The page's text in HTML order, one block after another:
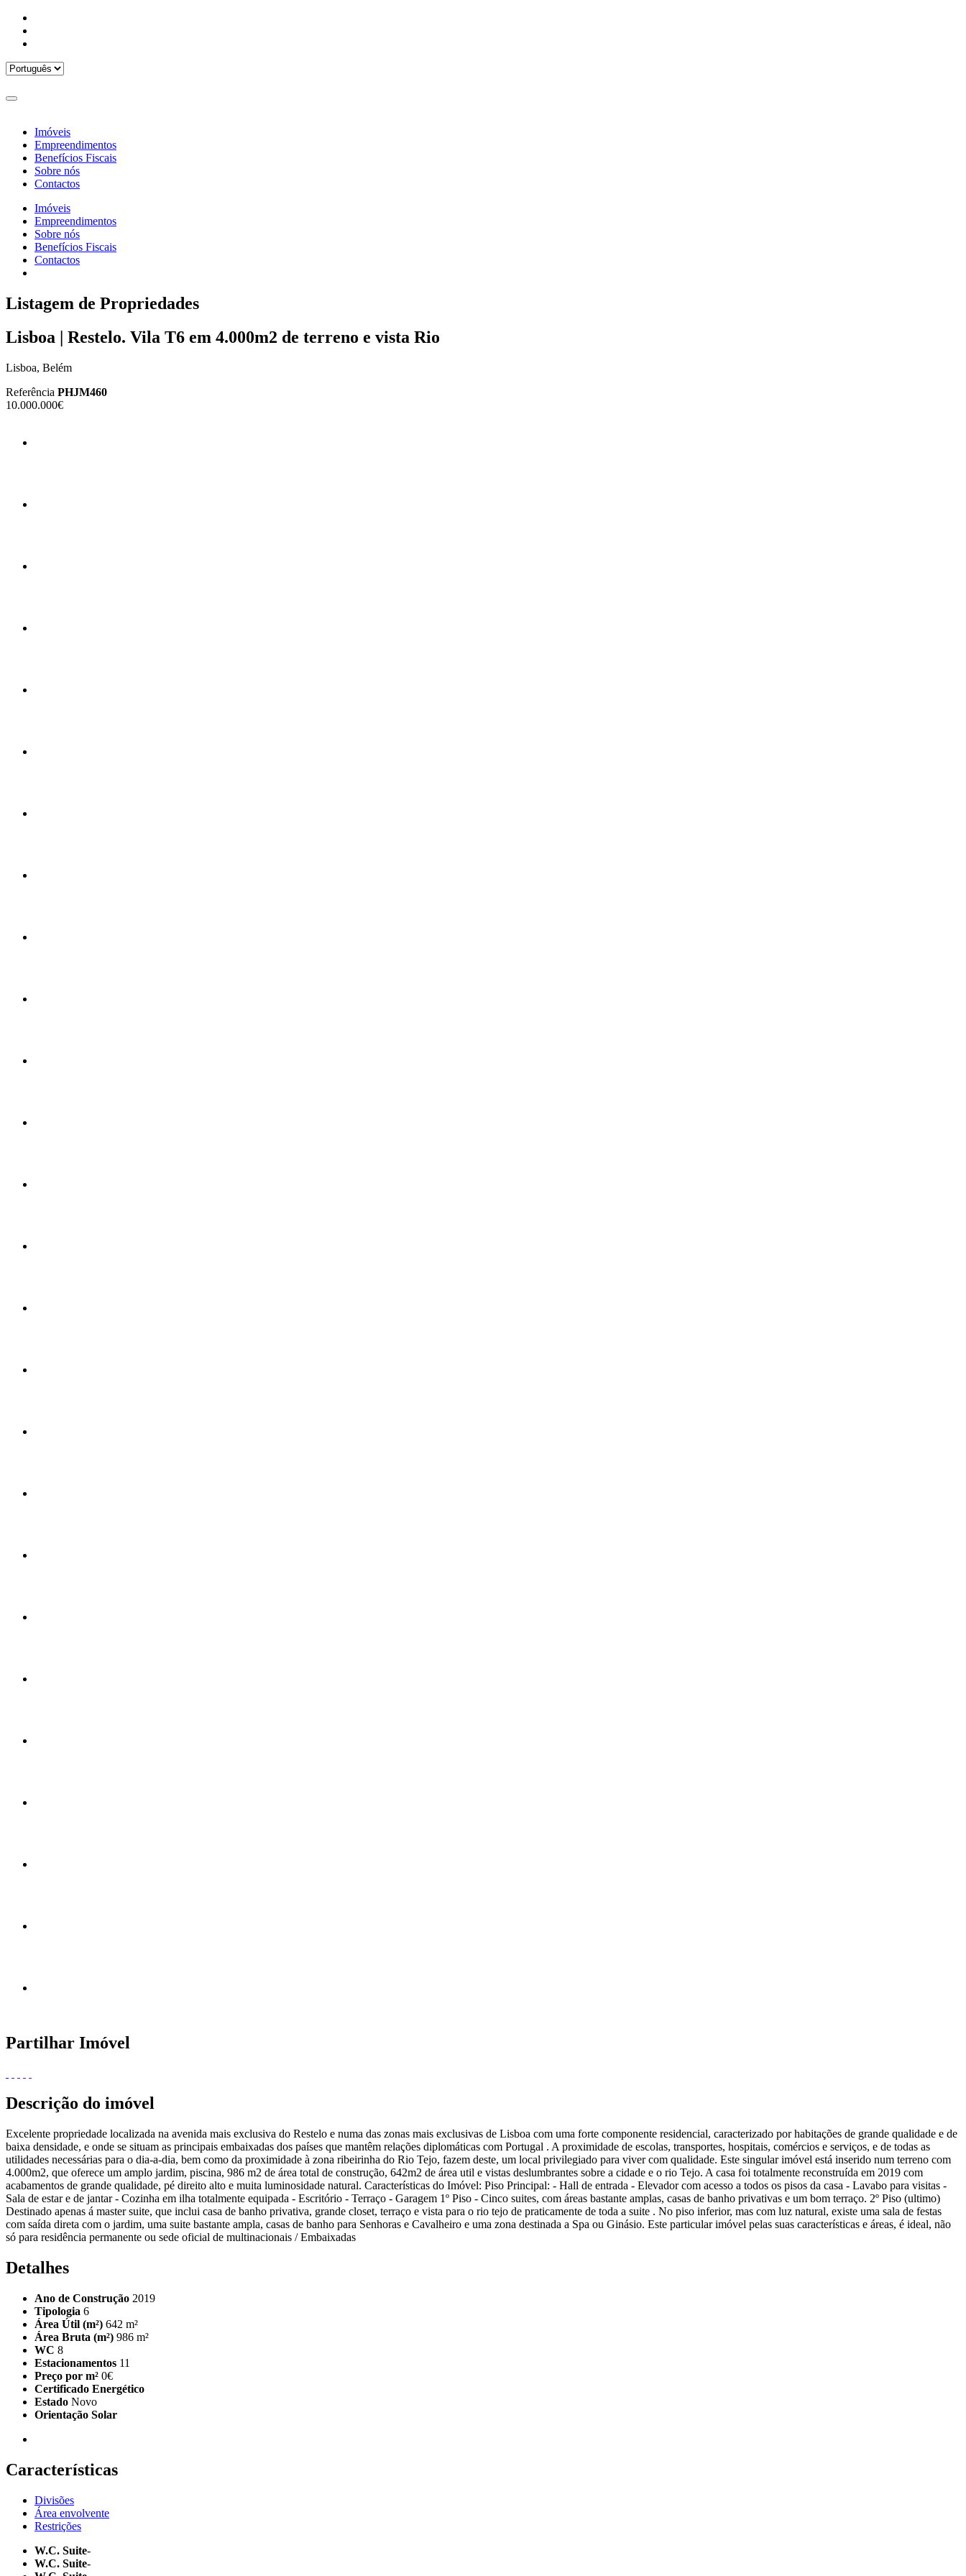
Imóveis
Empreendimentos
Benefícios Fiscais
Sobre nós
Contactos
Imóveis
Empreendimentos
Sobre nós
Benefícios Fiscais
Contactos
Listagem de Propriedades
Lisboa | Restelo. Vila T6 em 4.000m2 de terreno e vista Rio
Lisboa, Belém
Referência PHJM460
10.000.000€
Partilhar Imóvel
Descrição do imóvel
Excelente propriedade localizada na avenida mais exclusiva do Restelo e numa das zonas mais exclusivas de Lisboa com uma forte componente residencial, caracterizado por habitações de grande qualidade e de
baixa densidade, e onde se situam as principais embaixadas dos países que mantêm relações diplomáticas com Portugal . A proximidade de escolas, transportes, hospitais, comércios e serviços, e de todas as
utilidades necessárias para o dia-a-dia, bem como da proximidade à zona ribeirinha do Rio Tejo, fazem deste, um local privilegiado para viver com qualidade. Este singular imóvel está inserido num terreno com
4.000m2, que oferece um amplo jardim, piscina, 986 m2 de área total de construção, 642m2 de área util e vistas deslumbrantes sobre a cidade e o rio Tejo. A casa foi totalmente reconstruída em 2019 com
acabamentos de grande qualidade, pé direito alto e muita luminosidade natural. Características do Imóvel: Piso Principal: - Hall de entrada - Elevador com acesso a todos os pisos da casa - Lavabo para visitas -
Sala de estar e de jantar - Cozinha em ilha totalmente equipada - Escritório - Terraço - Garagem 1º Piso - Cinco suites, com áreas bastante amplas, casas de banho privativas e um bom terraço. 2º Piso (ultimo)
Destinado apenas á master suite, que inclui casa de banho privativa, grande closet, terraço e vista para o rio tejo de praticamente de toda a suite . No piso inferior, mas com luz natural, existe uma sala de festas
com saída direta com o jardim, uma suite bastante ampla, casas de banho para Senhoras e Cavalheiro e uma zona destinada a Spa ou Ginásio. Este particular imóvel pelas suas características e áreas, é ideal, não
só para residência permanente ou sede oficial de multinacionais / Embaixadas
Detalhes
Ano de Construção 2019
Tipologia 6
Área Útil (m²) 642 m²
Área Bruta (m²) 986 m²
WC 8
Estacionamentos 11
Preço por m² 0€
Certificado Energético
Estado Novo
Orientação Solar
Características
Divisões
Área envolvente
Restrições
W.C. Suite-
W.C. Suite-